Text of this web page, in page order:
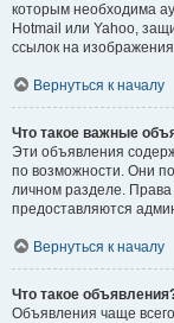
которым необходима
Hotmail или Yahoo,
ссылок на
Вернуться к началу
Что такое важные
Эти объявления
по возможности. Они
личном разделе.
предоставляются
Вернуться к началу
Что такое
Объявления чаще